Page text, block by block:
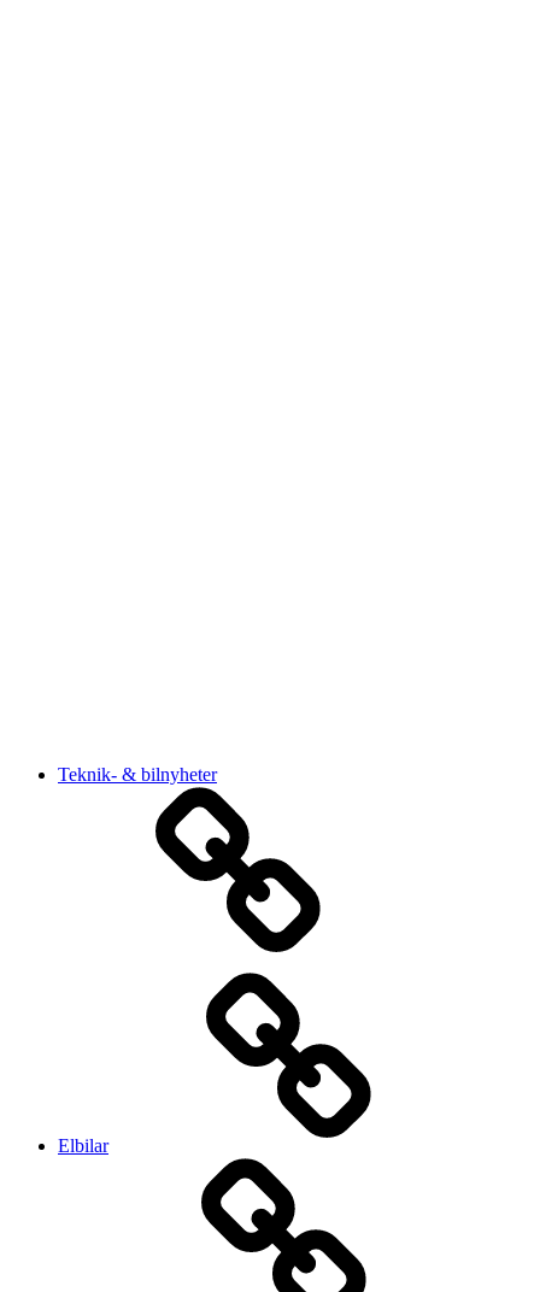
Teknik- & bilnyheter
Elbilar